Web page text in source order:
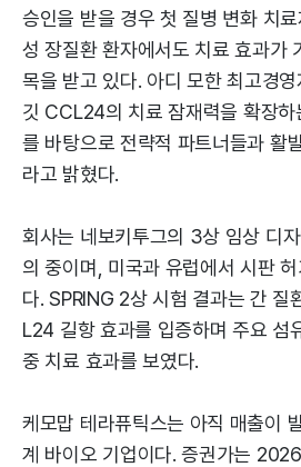
승인을 받을 경우 첫 질병 변화 치
성 장질환 환자에서도 치료 효과가
목을 받고 있다. 아디 모한 최고경
깃 CCL24의 치료 잠재력을 확장하
를 바탕으로 전략적 파트너들과 활
라고 밝혔다.
회사는 네보키투그의 3상 임상 디
의 중이며, 미국과 유럽에서 시판
다. SPRING 2상 시험 결과는 간 질
L24 길항 효과를 입증하며 주요 섬
중 치료 효과를 보였다.
케모맙 테라퓨틱스는 아직 매출이
계 바이오 기업이다. 증권가는